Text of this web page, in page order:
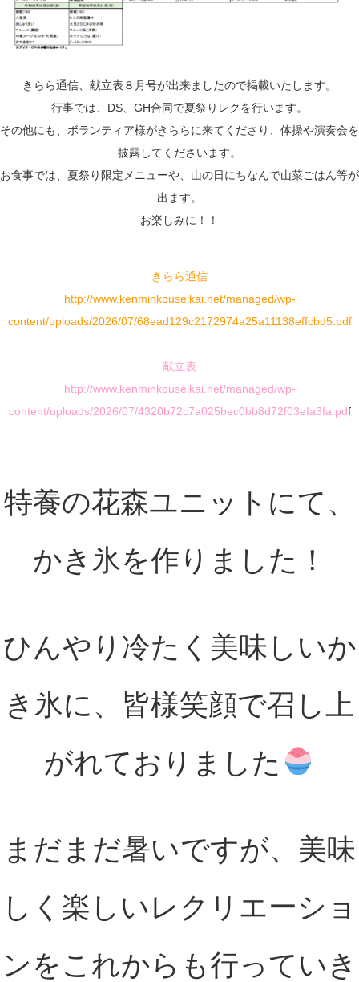
きらら通信、献立表８月号が出来ましたので掲載いたします。
行事では、DS、GH合同で夏祭りレクを行います。
その他にも、ボランティア様がきららに来てくださり、体操や演奏会を
披露してくださいます。
お食事では、夏祭り限定メニューや、山の日にちなんで山菜ごはん等が
出ます。
お楽しみに！！
きらら通信
http://www.kenminkouseikai.net/managed/wp-
content/uploads/2026/07/68ead129c2172974a25a11138effcbd5.pdf
献立表
http://www.kenminkouseikai.net/managed/wp-
content/uploads/2026/07/4320b72c7a025bec0bb8d72f03efa3fa.pdf
特養の花森ユニットにて、
かき氷を作りました！
ひんやり冷たく美味しいか
き氷に、皆様笑顔で召し上
がれておりました
まだまだ暑いですが、美味
しく楽しいレクリエーショ
ンをこれからも行っていき